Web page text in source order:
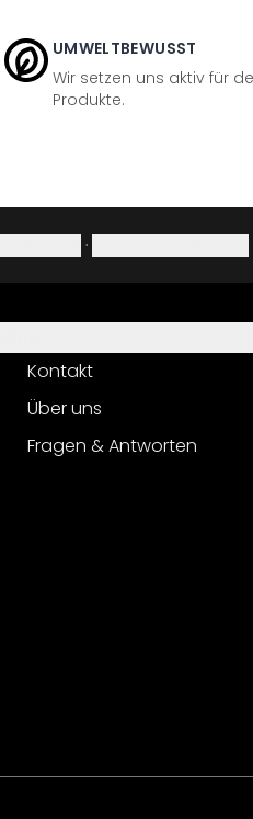
UMWELTBEWUSST
Wir setzen uns aktiv für
Produkte.
·
Kontakt
Über uns
Fragen & Antworten